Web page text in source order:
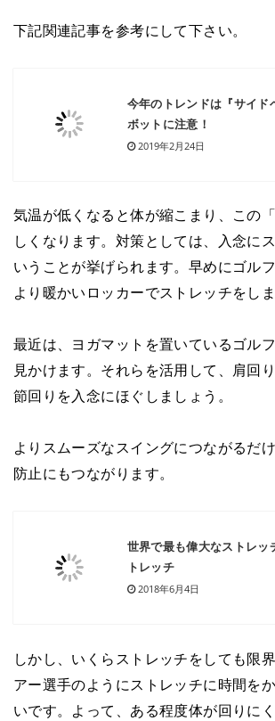
下記関連記事を参考にして下さい。
今年のトレンドは『サイド
ボットに注意！
2019年2月24日
気温が低くなると体が縮こまり、この
しくなります。対策としては、入念に
いうことが挙げられます。早めにゴル
より暖かいロッカーでストレッチをしま
最近は、ヨガマットを置いているゴル
見かけます。それらを活用して、肩回
節回りを入念にほぐしましょう。
よりスムーズなスイングにつながるだ
防止にもつながります。
世界で最も偉大なストレッ
トレッチ
2018年6月4日
しかし、いくらストレッチをしても限
アー選手のようにストレッチに時間を
いです。よって、ある程度体が回りに